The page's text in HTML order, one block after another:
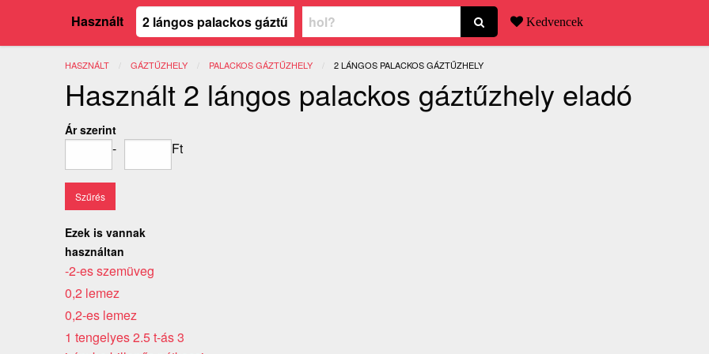
Használt Kedvencek
HASZNÁLT GÁZTŰZHELY PALACKOS GÁZTŰZHELY JELENLEGI:
2 LÁNGOS PALACKOS GÁZTŰZHELY
Használt 2 lángos palackos gáztűzhely eladó
Ár szerint
- Ft
Ezek is vannak
használtan
-2-es szemüveg
0,2 lemez
0,2-es lemez
1 tengelyes 2.5 t-ás 3